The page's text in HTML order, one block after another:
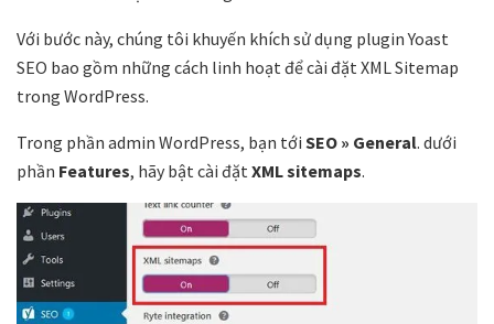
Với bước này, chúng tôi khuyến khích sử dụng plugin Yoast
SEO bao gồm những cách linh hoạt để cài đặt XML Sitemap
trong WordPress.
Trong phần admin WordPress, bạn tới SEO » General. dưới
phần Features, hãy bật cài đặtXML sitemaps.